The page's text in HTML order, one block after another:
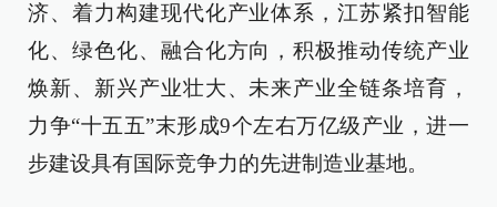
济、着力构建现代化产业体系，江苏紧扣智能
化、绿色化、融合化方向，积极推动传统产业
焕新、新兴产业壮大、未来产业全链条培育，
力争“十五五”末形成9个左右万亿级产业，进一
步建设具有国际竞争力的先进制造业基地。